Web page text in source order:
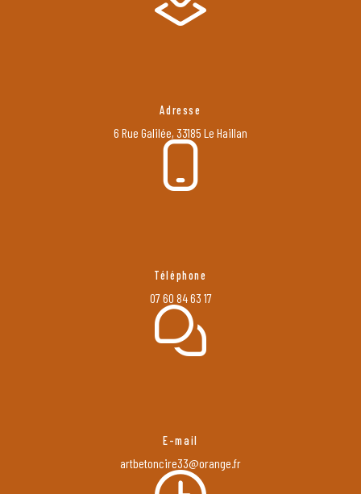
Adresse
6 Rue Galilée, 33185 Le Haillan
Téléphone
07 60 84 63 17
E-mail
artbetoncire33@orange.fr